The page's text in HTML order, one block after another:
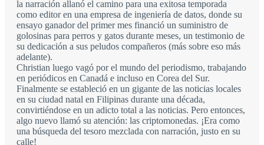
la narración allanó el camino para una exitosa temporada
como editor en una empresa de ingeniería de datos, donde su
ensayo ganador del primer mes financió un suministro de
golosinas para perros y gatos durante meses, un testimonio de
su dedicación a sus peludos compañeros (más sobre eso más
adelante).
Christian luego vagó por el mundo del periodismo, trabajando
en periódicos en Canadá e incluso en Corea del Sur.
Finalmente se estableció en un gigante de las noticias locales
en su ciudad natal en Filipinas durante una década,
convirtiéndose en un adicto total a las noticias. Pero entonces,
algo nuevo llamó su atención: las criptomonedas. ¡Era como
una búsqueda del tesoro mezclada con narración, justo en su
calle!